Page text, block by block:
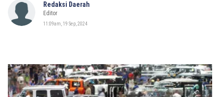
Redaksi Daerah
Editor
11:09am, 19 Sep, 2024